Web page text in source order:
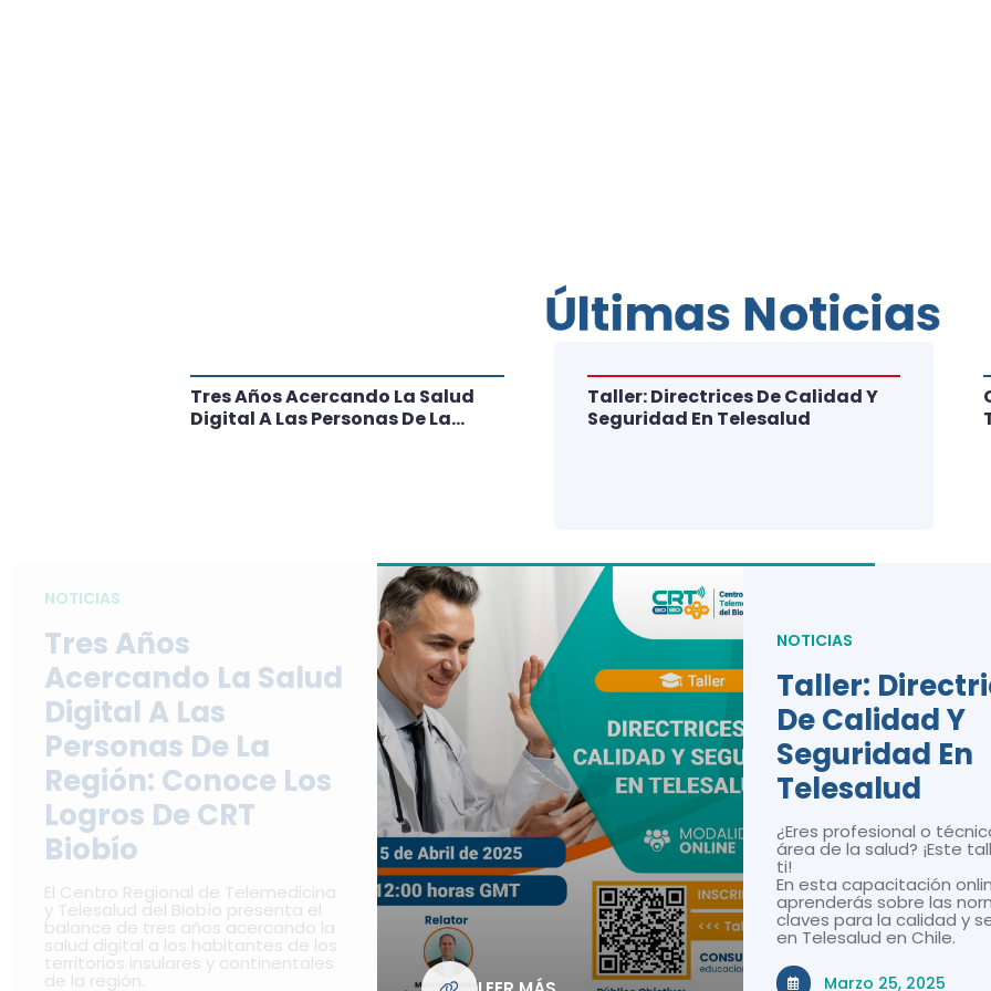
NOTICIAS
Tres Años
Acercando La Salud
Digital A Las
Personas De La
Región: Conoce Los
Logros De CRT
Biobío
El Centro Regional de Telemedicina
y Telesalud del Biobío presenta el
balance de tres años acercando la
salud digital a los habitantes de los
territorios insulares y continentales
de la región.
NOTICIAS
Taller:
De Calidad Y
Seguridad En
Telesalud
¿Eres profesional o
área de la salud? ¡Este
ti!
En esta capacitación
aprenderás sobre las
claves para la calidad y
en Telesalud en Chile.
Marzo 25, 2025
Tres Años Acercando La Salud
Digital A Las Personas De La
Taller: Directrices De Calidad Y
Seguridad En Telesalud
Últimas Noticias